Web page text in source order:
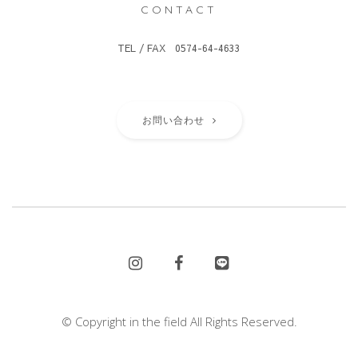
CONTACT
TEL / FAX 0574-64-4633
お問い合わせ
© Copyright in the field All Rights Reserved.